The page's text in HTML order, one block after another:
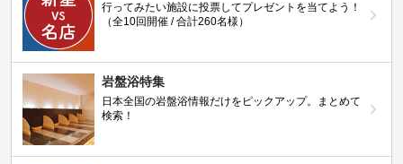
行ってみたい施設に投票してプレゼントを当てよう！
（全10回開催 / 合計260名様）
岩盤浴特集
日本全国の岩盤浴情報だけをピックアップ。まとめて
検索！